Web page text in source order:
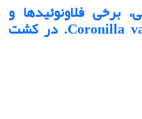
برخی فلاونوئیدها و
نیترو‌توکسین‌های برگ Coronilla varia L. در کشت